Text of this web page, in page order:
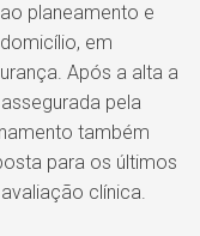
planeamento e
em
Após a alta a
pela
também
para os últimos
clínica.